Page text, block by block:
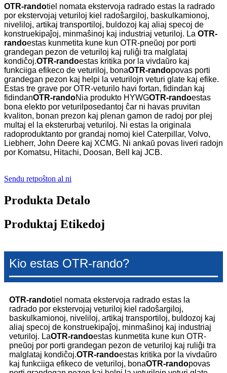
OTR-randotiel nomata ekstervoja radrado estas la radrado
por ekstervojaj veturiloj kiel radoŝargiloj, baskulkamionoj,
niveliloj, artikaj transportiloj, buldozoj kaj aliaj specoj de
konstruekipaĵoj, minmaŝinoj kaj industriaj veturiloj. La OTR-
randoestas kunmetita kune kun OTR-pneŭoj por porti
grandegan pezon de veturiloj kaj ruliĝi tra malglataj
kondiĉoj.OTR-randoestas kritika por la vivdaŭro kaj
funkciiga efikeco de veturiloj, bonaOTR-randopovas porti
grandegan pezon kaj helpi la veturilojn veturi glate kaj efike.
Estas tre grave por OTR-veturilo havi fortan, fidindan kaj
fidindanOTR-randoNia produkto HYWGOTR-randoestas
bona elekto por veturilposedantoj ĉar ni havas pruvitan
kvaliton, bonan prezon kaj plenan gamon de radoj por plej
multaj el la eksterurbaj veturiloj. Ni estas la originala
radoproduktanto por grandaj nomoj kiel Caterpillar, Volvo,
Liebherr, John Deere kaj XCMG. Ni ankaŭ povas liveri radojn
por Komatsu, Hitachi, Doosan, Bell kaj JCB.
Sendu retpoŝton al ni
Produkta Detalo
Produktaj Etikedoj
Kio estas OTR-rando?
OTR-randotiel nomata ekstervoja radrado estas la
radrado por ekstervojaj veturiloj kiel radoŝargiloj,
baskulkamionoj, niveliloj, artikaj transportiloj, buldozoj kaj
aliaj specoj de konstruekipaĵoj, minmaŝinoj kaj industriaj
veturiloj. LaOTR-randoestas kunmetita kune kun OTR-
pneŭoj por porti grandegan pezon de veturiloj kaj ruliĝi tra
malglataj kondiĉoj.OTR-randoestas kritika por la vivdaŭro
kaj funkciiga efikeco de veturiloj, bonaOTR-randopovas